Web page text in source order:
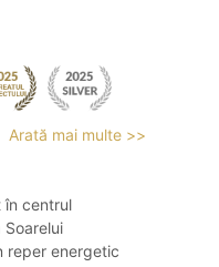
Arată mai multe >>
în centrul
Soarelui
reper energetic